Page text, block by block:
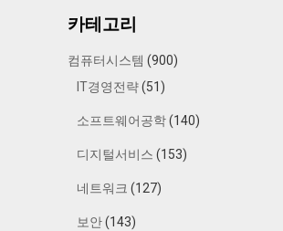
카테고리
컴퓨터시스템 (900)
IT경영전략(51)
소프트웨어공학(140)
디지털서비스 (153)
네트워크 (127)
보안(143)